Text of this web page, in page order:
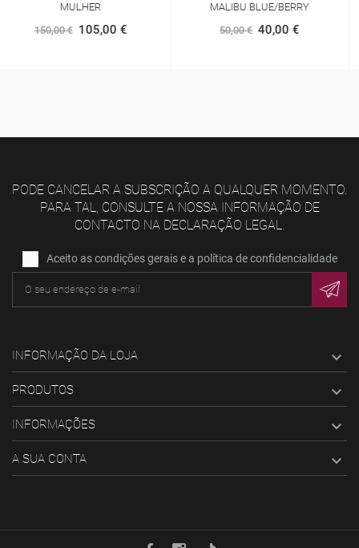
MALIBU BLUE/BERRY
50,00 € 40,00 €
MULHER
160,00 € 152,00 €
PODE CANCELAR A SUBSCRIÇÃO A QUALQUER MOMENTO.
PARA TAL, CONSULTE A NOSSA INFORMAÇÃO DE
CONTACTO NA DECLARAÇÃO LEGAL.
Aceito as condições gerais e a política de confidencialidade
INFORMAÇÃO DA LOJA 
PRODUTOS 
INFORMAÇÕES 
A SUA CONTA 